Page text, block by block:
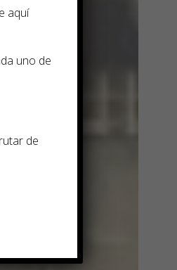
aquí
uno de
de